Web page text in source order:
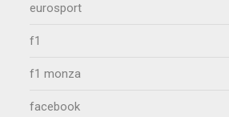
eurosport
f1
f1 monza
facebook